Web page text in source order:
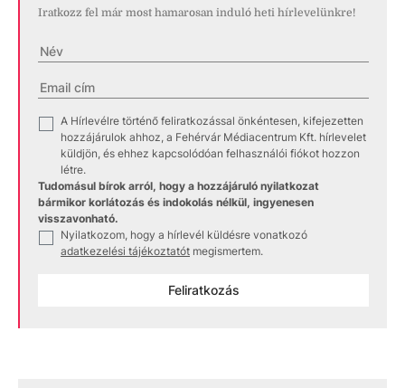
Iratkozz fel már most hamarosan induló heti hírlevelünkre!
A Hírlevélre történő feliratkozással önkéntesen, kifejezetten
hozzájárulok ahhoz, a Fehérvár Médiacentrum Kft. hírlevelet
küldjön, és ehhez kapcsolódóan felhasználói fiókot hozzon
létre.
Tudomásul bírok arról, hogy a hozzájáruló nyilatkozat
bármikor korlátozás és indokolás nélkül, ingyenesen
visszavonható.
Nyilatkozom, hogy a hírlevél küldésre vonatkozó
adatkezelési tájékoztatót megismertem.
Feliratkozás